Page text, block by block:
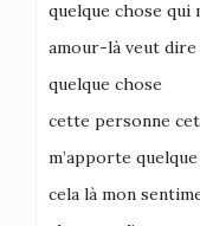
quelque chose qui
amour-là veut
quelque chose
cette personne
m’apporte
cela là mon